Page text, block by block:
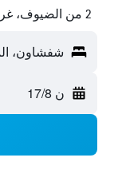
2 من الضيوف، غرفة واحدة
شفشاون،
ن 17/8